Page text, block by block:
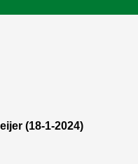
(18-1-2024)